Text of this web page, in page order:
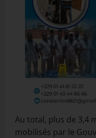
Au total, plus de 3,4
mobilisés par le